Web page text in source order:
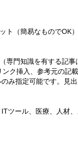
ト（簡易なものでOK
専門知識を有する記事
ク挿入、参考元の記載
み指定可能です。見
ツール、医療、人材